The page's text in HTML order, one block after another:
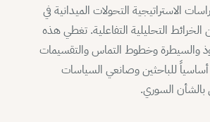
الاستراتيجية التحولات الميدانية في
التحليلية التفاعلية. تغطي هذه
والسيطرة وخطوط التماس والتقسيمات
أساسياً للباحثين وصانعي السياسات
بالشأن السوري.